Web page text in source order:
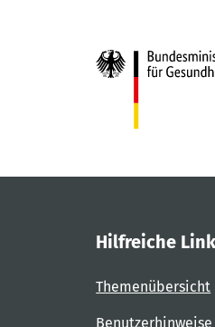
Hilfreiche
Themenübersicht
Benutzerhinweise